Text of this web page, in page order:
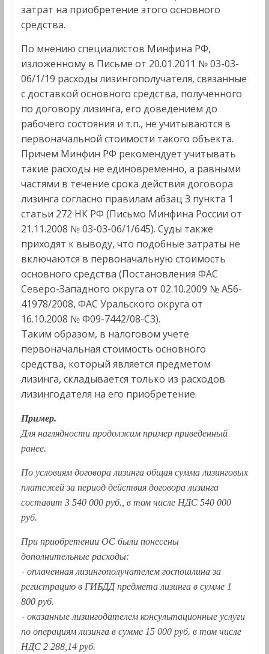
затрат на приобретение этого основного
средства.
По мнению специалистов Минфина РФ,
изложенному в Письме от 20.01.2011 № 03-03-
06/1/19 расходы лизингополучателя, связанные
с доставкой основного средства, полученного
по договору лизинга, его доведением до
рабочего состояния и т.п., не учитываются в
первоначальной стоимости такого объекта.
Причем Минфин РФ рекомендует учитывать
такие расходы не единовременно, а равными
частями в течение срока действия договора
лизинга согласно правилам абзац 3 пункта 1
статьи 272 НК РФ (Письмо Минфина России от
21.11.2008 № 03-03-06/1/645). Суды также
приходят к выводу, что подобные затраты не
включаются в первоначальную стоимость
основного средства (Постановления ФАС
Северо-Западного округа от 02.10.2009 № А56-
41978/2008, ФАС Уральского округа от
16.10.2008 № Ф09-7442/08-С3).
Таким образом, в налоговом учете
первоначальная стоимость основного
средства, который является предметом
лизинга, складывается только из расходов
лизингодателя на его приобретение.
Пример.
Для наглядности продолжим пример приведенный
ранее.
По условиям договора лизинга общая сумма лизинговых
платежей за период действия договора лизинга
составит 3 540 000 руб., в том числе НДС 540 000
руб.
При приобретении ОС были понесены
дополнительные расходы:
- оплаченная лизингополучателем госпошлина за
регистрацию в ГИБДД предмета лизинга в сумме 1
800 руб.
- оказанные лизингодателем консультационные услуги
по операциям лизинга в сумме 15 000 руб. в том числе
НДС 2 288,14 руб.